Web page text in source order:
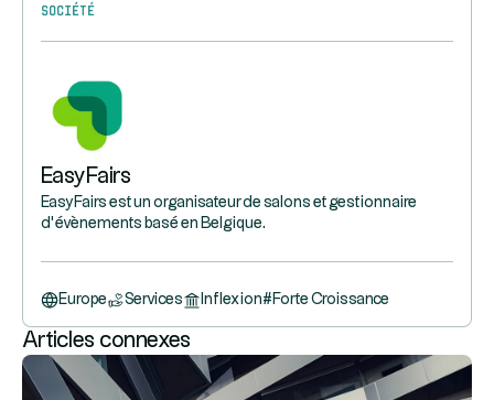
Société
EasyFairs
EasyFairs est un organisateur de salons et gestionnaire
d’évènements basé en Belgique.
Europe Services Inflexion# Forte Croissance
Articles connexes